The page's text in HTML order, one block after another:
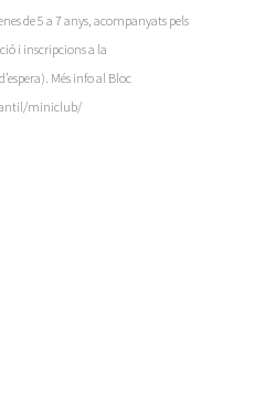
de 5 a 7 anys, acompanyats pels
i inscripcions a la
Més info al Bloc
miniclub/